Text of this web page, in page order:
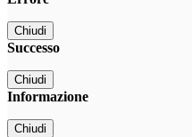
Chiudi
Successo
Chiudi
Informazione
Chiudi